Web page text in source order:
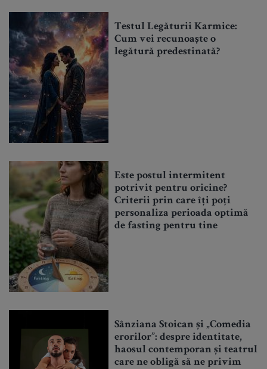
Testul Legăturii Karmice:
Cum vei recunoaște o
legătură predestinată?
Este postul intermitent
potrivit pentru oricine?
Criterii prin care îți poți
personaliza perioada optimă
de fasting pentru tine
Sânziana Stoican și „Comedia
erorilor”: despre identitate,
haosul contemporan și teatrul
care ne obligă să ne privim